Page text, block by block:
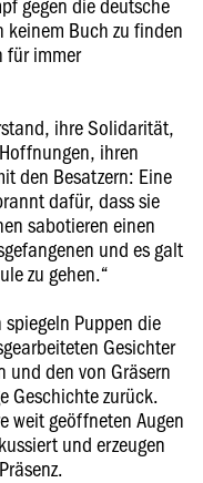
keinem Buch zu finden
für immer
ihre Solidarität,
ihren
den Besatzern: Eine
dafür, dass sie
sabotieren einen
und es galt
zu gehen.“
spiegeln Puppen die
Gesichter
und den von Gräsern
Geschichte zurück.
weit geöffneten Augen
und erzeugen